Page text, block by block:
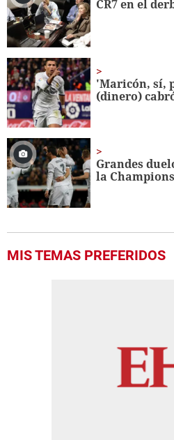
CR7 en el
'Maricón, sí,
(dinero)
Grandes
la Champions
MIS TEMAS PREFERIDOS